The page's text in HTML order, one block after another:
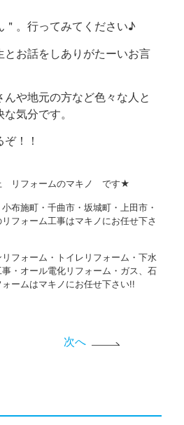
＂。行ってみてください♪
とお話をしありがたーいお言
や地元の方など色々な人と
気分です。
！！
リフォームのマキノ です★
布施町・千曲市・坂城町・上田市・
フォーム工事はマキノにお任せ下さ
フォーム・トイレリフォーム・下水
・オール電化リフォーム・ガス、石
ームはマキノにお任せ下さい!!
次へ